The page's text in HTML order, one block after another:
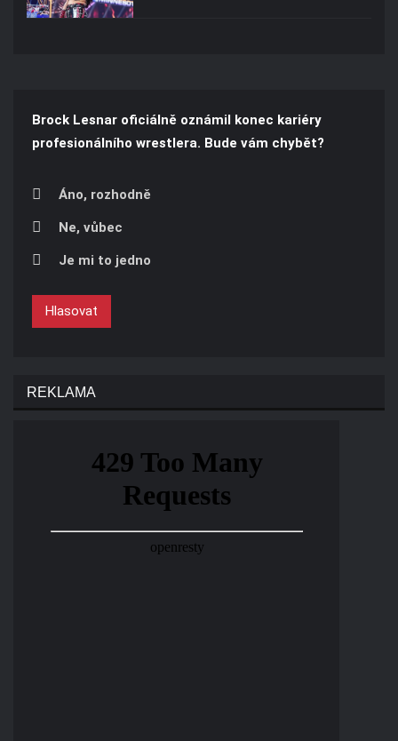
Brock Lesnar oficiálně oznámil konec kariéry
profesionálního wrestlera. Bude vám chybět?
Áno, rozhodně
Ne, vůbec
Je mi to jedno
Hlasovat
REKLAMA